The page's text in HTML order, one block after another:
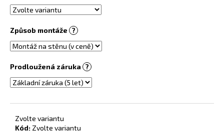
Způsob montáže ?
Prodloužená záruka ?
Zvolte variantu
Kód: Zvolte variantu